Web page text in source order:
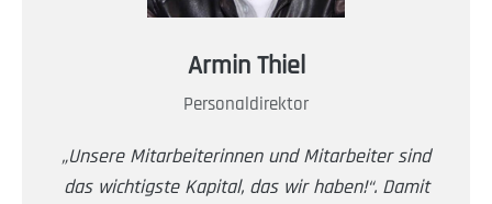
Armin Thiel
Personaldirektor
„Unsere Mitarbeiterinnen und Mitarbeiter sind
das wichtigste Kapital, das wir haben!“. Damit